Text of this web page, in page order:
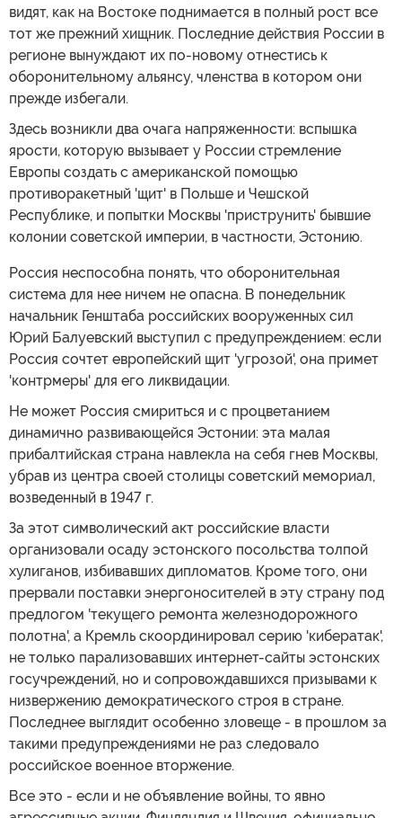
видят, как на Востоке поднимается в полный рост все
тот же прежний хищник. Последние действия России в
регионе вынуждают их по-новому отнестись к
оборонительному альянсу, членства в котором они
прежде избегали.
Здесь возникли два очага напряженности: вспышка
ярости, которую вызывает у России стремление
Европы создать с американской помощью
противоракетный 'щит' в Польше и Чешской
Республике, и попытки Москвы 'приструнить' бывшие
колонии советской империи, в частности, Эстонию.
Россия неспособна понять, что оборонительная
система для нее ничем не опасна. В понедельник
начальник Генштаба российских вооруженных сил
Юрий Балуевский выступил с предупреждением: если
Россия сочтет европейский щит 'угрозой', она примет
'контрмеры' для его ликвидации.
Не может Россия смириться и с процветанием
динамично развивающейся Эстонии: эта малая
прибалтийская страна навлекла на себя гнев Москвы,
убрав из центра своей столицы советский мемориал,
возведенный в 1947 г.
За этот символический акт российские власти
организовали осаду эстонского посольства толпой
хулиганов, избивавших дипломатов. Кроме того, они
прервали поставки энергоносителей в эту страну под
предлогом 'текущего ремонта железнодорожного
полотна', а Кремль скоординировал серию 'кибератак',
не только парализовавших интернет-сайты эстонских
госучреждений, но и сопровождавшихся призывами к
низвержению демократического строя в стране.
Последнее выглядит особенно зловеще - в прошлом за
такими предупреждениями не раз следовало
российское военное вторжение.
Все это - если и не объявление войны, то явно